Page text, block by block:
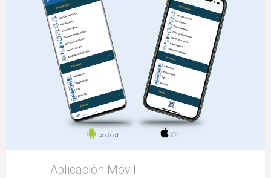
Aplicación Móvil